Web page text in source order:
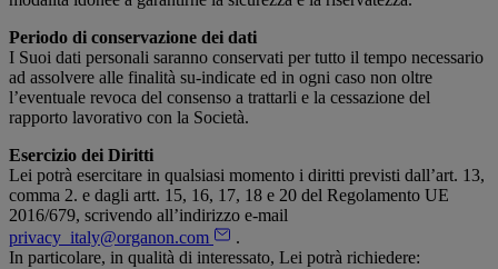
Periodo di conservazione dei dati
I Suoi dati personali saranno conservati per tutto il tempo necessario
ad assolvere alle finalità su-indicate ed in ogni caso non oltre
l’eventuale revoca del consenso a trattarli e la cessazione del
rapporto lavorativo con la Società.
Esercizio dei Diritti
Lei potrà esercitare in qualsiasi momento i diritti previsti dall’art. 13,
comma 2. e dagli artt. 15, 16, 17, 18 e 20 del Regolamento UE
2016/679, scrivendo all’indirizzo e-mail
privacy_italy@organon.com
.
In particolare, in qualità di interessato, Lei potrà richiedere: